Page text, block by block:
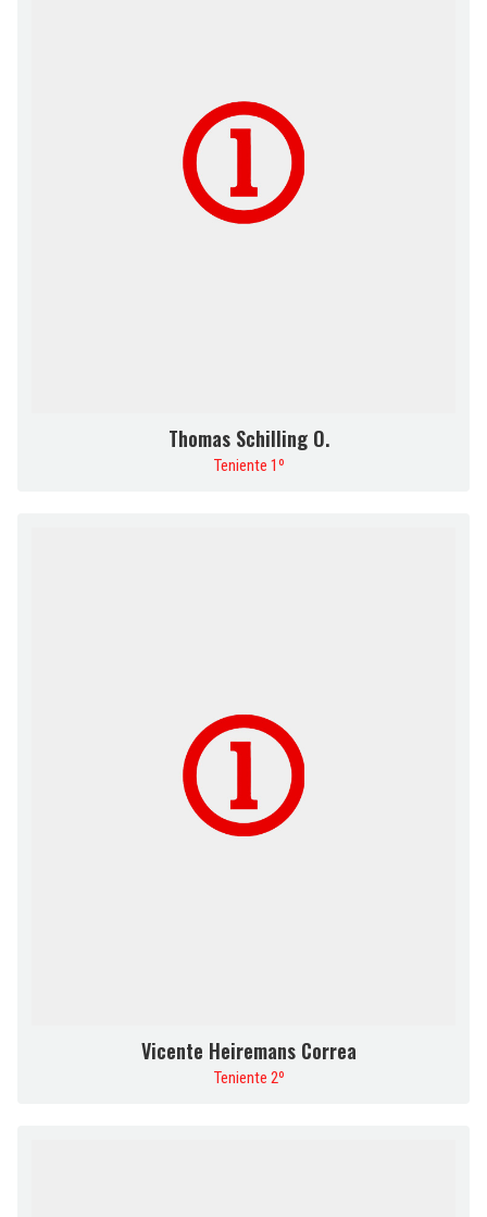
Thomas Schilling O.
Teniente 1º
Vicente Heiremans Correa
Teniente 2º